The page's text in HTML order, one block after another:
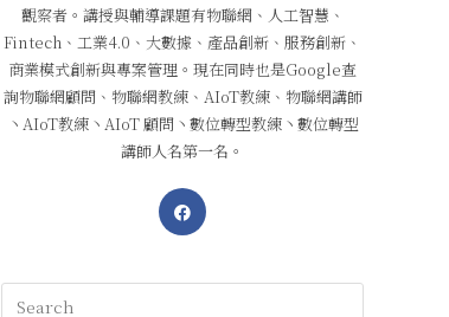
觀察者。講授與輔導課題有物聯網、人工智慧、
Fintech、工業4.0、大數據、產品創新、服務創新、
商業模式創新與專案管理。現在同時也是Google查
詢物聯網顧問、物聯網教練、AIoT教練、物聯網講師
丶AIoT教練丶AIoT 顧問丶數位轉型教練丶數位轉型
講師人名第一名。